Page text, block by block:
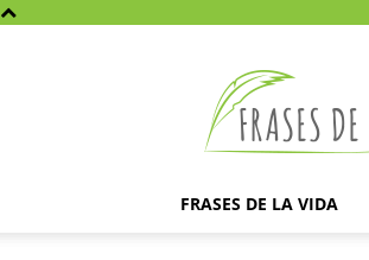
FRASES DE LA VIDA